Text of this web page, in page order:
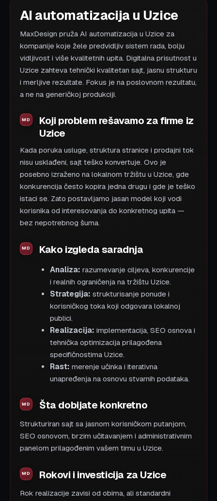
AI automatizacija u Uzice
MaxDesign pruža AI automatizacija u Uzice za
kompanije koje žele predvidljiv sistem rada, bolju
vidljivost i više kvalitetnih upita. Digitalna prisutnost u
Uzice zahteva tehnički kvalitetan sajt, jasnu strukturu
i merljive rezultate. Fokus je na poslovnom rezultatu,
a ne na generičkoj produkciji.
Koji problem rešavamo za firme iz
Uzice
Kada poruka usluge, struktura stranice i prodajni tok
nisu usklađeni, sajt teško konvertuje. Ovo je
posebno izraženo na lokalnom tržištu u Uzice, gde
konkurencija često kopira jedna drugu i gde je teško
istaci se. Zato postavljamo jasan model koji vodi
korisnika od interesovanja do konkretnog upita —
bez nepotrebnog šuma.
Kako izgleda saradnja
Analiza: razumevanje ciljeva, konkurencije
i realnih ograničenja na tržištu Uzice.
Strategija: strukturisanje ponude i
korisničkog toka koji odgovara lokalnoj
publici.
Realizacija: implementacija, SEO osnova i
tehnička optimizacija prilagođena
specifičnostima Uzice.
Rast: merenje učinka i iterativna
unapređenja na osnovu stvarnih podataka.
Šta dobijate konkretno
Strukturiran sajt sa jasnom korisničkom putanjom,
SEO osnovom, brzim učitavanjem i administrativnim
panelom prilagođenim vašem timu u Uzice.
Rokovi i investicija za Uzice
Rok realizacije zavisi od obima, ali standardni